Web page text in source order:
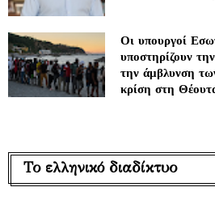
Οι υπουργοί
υποστηρίζουν
την άμβλυνση
κρίση στη
Το ελληνικό διαδίκτυο